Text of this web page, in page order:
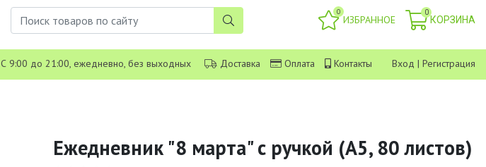
0
ИЗБРАННОЕ
0
КОРЗИНА
С 9:00 до 21:00, ежедневно, без выходных Доставка Оплата Контакты Вход | Регистрация
Ежедневник "8 марта" с ручкой (A5, 80 листов)